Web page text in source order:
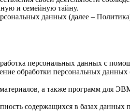
и семейную тайну.
данных (далее –
персональных данных с
обработки персональных
а также программ для
содержащихся в базах